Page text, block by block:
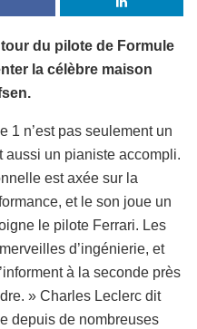
tour du pilote de Formule
la célèbre maison
1 n’est pas seulement un
aussi un pianiste accompli.
est axée sur la
et le son joue un
le pilote Ferrari. Les
d’ingénierie, et
à la seconde près
» Charles Leclerc dit
depuis de nombreuses